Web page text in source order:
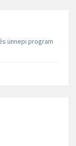
ünnepi program